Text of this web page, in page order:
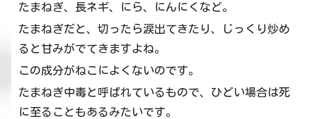
たまねぎ、長ネギ、にら、にんにくなど。
たまねぎだと、切ったら涙出てきたり、じっくり炒め
ると甘みがでてきますよね。
この成分がねこによくないのです。
たまねぎ中毒と呼ばれているもので、ひどい場合は死
に至ることもあるみたいです。